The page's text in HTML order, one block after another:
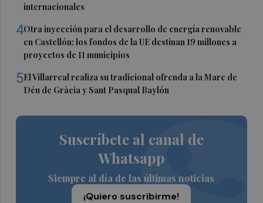
internacionales
4Otra inyección para el desarrollo de energía renovable
en Castellón: los fondos de la UE destinan 19 millones a
proyectos de 11 municipios
5El Villarreal realiza su tradicional ofrenda a la Mare de
Déu de Gràcia y Sant Pasqual Baylón
Suscríbete al canal de
Whatsapp
Siempre al día de las últimas noticias
¡Quiero suscribirme!